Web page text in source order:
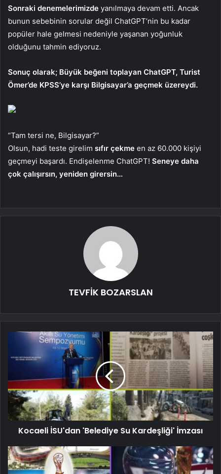
Sonraki denemelerimizde yanılmaya devam etti. Ancak
bunun sebebinin sorular değil ChatGPT’nin bu kadar
popüler hale gelmesi nedeniyle yaşanan yoğunluk
olduğunu tahmin ediyoruz.
Sonuç olarak; Büyük beğeni toplayan ChatGPT, Turist
Ömer’de KPSS’ye karşı Bilgisayar’a geçmek üzereydi.
“Tam tersi ne, Bilgisayar?”
Olsun, hadi teste girelim sıfır çekme en az 60.000 kişiyi
geçmeyi başardı. Endişelenme ChatGPT! Seneye daha
çok çalışırsın, yeniden girersin…
TEVFİK BOZARSLAN
Kocaeli İSU'dan 'Belediye Su Kardeşliği' İmzası